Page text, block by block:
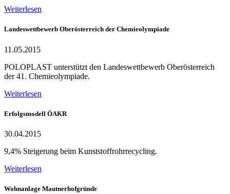
Weiterlesen
Landeswettbewerb Oberösterreich der Chemieolympiade
11.05.2015
POLOPLAST unterstützt den Landeswettbewerb Oberösterreich
der 41. Chemieolympiade.
Weiterlesen
Erfolgsmodell ÖAKR
30.04.2015
9,4% Steigerung beim Kunststoffrohrrecycling.
Weiterlesen
Wohnanlage Mautnerhofgründe